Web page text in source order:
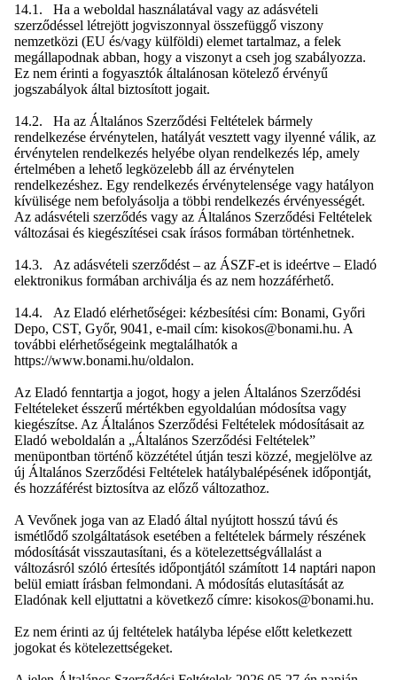
14.1. Ha a weboldal használatával vagy az adásvételi
szerződéssel létrejött jogviszonnyal összefüggő viszony
nemzetközi (EU és/vagy külföldi) elemet tartalmaz, a felek
megállapodnak abban, hogy a viszonyt a cseh jog szabályozza.
Ez nem érinti a fogyasztók általánosan kötelező érvényű
jogszabályok által biztosított jogait.
14.2. Ha az Általános Szerződési Feltételek bármely
rendelkezése érvénytelen, hatályát vesztett vagy ilyenné válik, az
érvénytelen rendelkezés helyébe olyan rendelkezés lép, amely
értelmében a lehető legközelebb áll az érvénytelen
rendelkezéshez. Egy rendelkezés érvénytelensége vagy hatályon
kívülisége nem befolyásolja a többi rendelkezés érvényességét.
Az adásvételi szerződés vagy az Általános Szerződési Feltételek
változásai és kiegészítései csak írásos formában történhetnek.
14.3. Az adásvételi szerződést – az ÁSZF-et is ideértve – Eladó
elektronikus formában archiválja és az nem hozzáférhető.
14.4. Az Eladó elérhetőségei: kézbesítési cím: Bonami, Győri
Depo, CST, Győr, 9041, e-mail cím: kisokos@bonami.hu. A
további elérhetőségeink megtalálhatók a
https://www.bonami.hu/oldalon.
Az Eladó fenntartja a jogot, hogy a jelen Általános Szerződési
Feltételeket ésszerű mértékben egyoldalúan módosítsa vagy
kiegészítse. Az Általános Szerződési Feltételek módosításait az
Eladó weboldalán a „Általános Szerződési Feltételek”
menüpontban történő közzététel útján teszi közzé, megjelölve az
új Általános Szerződési Feltételek hatálybalépésének időpontját,
és hozzáférést biztosítva az előző változathoz.
A Vevőnek joga van az Eladó által nyújtott hosszú távú és
ismétlődő szolgáltatások esetében a feltételek bármely részének
módosítását visszautasítani, és a kötelezettségvállalást a
változásról szóló értesítés időpontjától számított 14 naptári napon
belül emiatt írásban felmondani. A módosítás elutasítását az
Eladónak kell eljuttatni a következő címre: kisokos@bonami.hu.
Ez nem érinti az új feltételek hatályba lépése előtt keletkezett
jogokat és kötelezettségeket.